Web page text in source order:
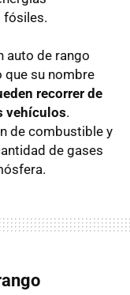
fósiles.
auto de rango
que su nombre
recorrer de
vehículos.
de combustible y
de gases